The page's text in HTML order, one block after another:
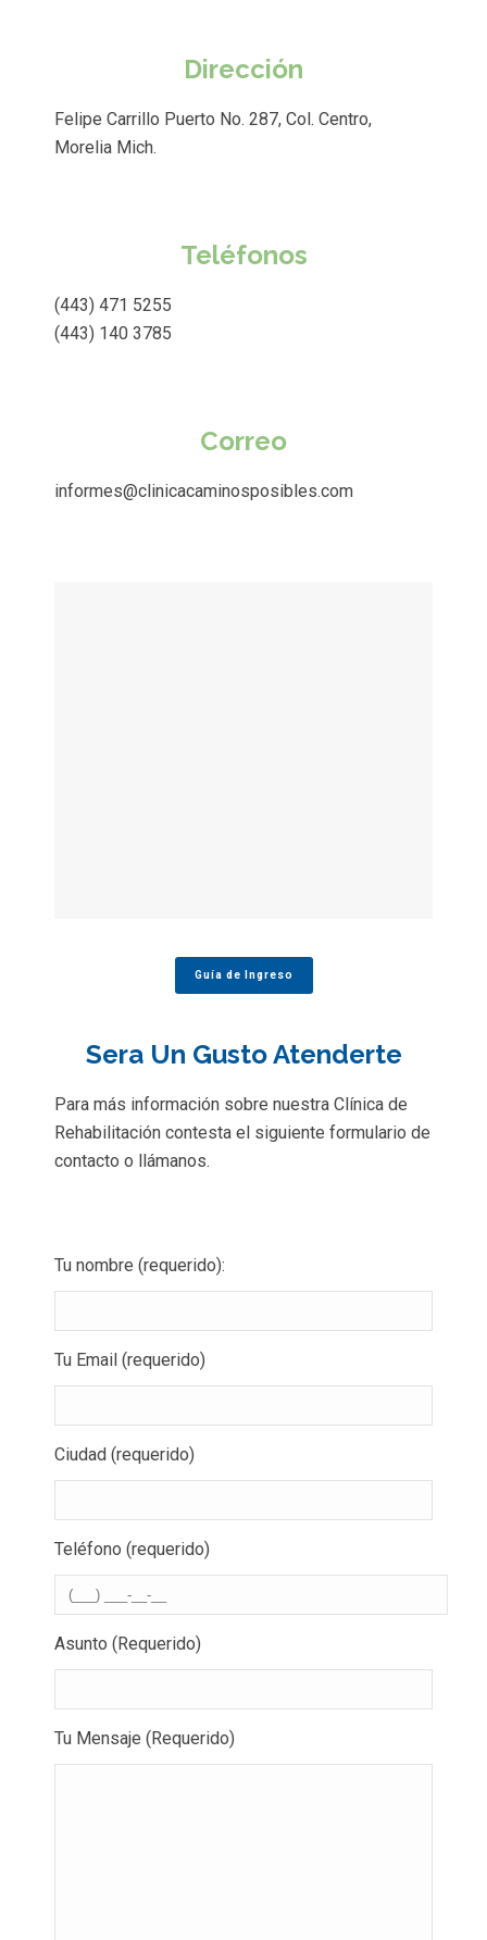
Dirección
Felipe Carrillo Puerto No. 287, Col. Centro,
Morelia Mich.
Teléfonos
(443) 471 5255
(443) 140 3785
Correo
informes@clinicacaminosposibles.com
Guía de Ingreso
Sera Un Gusto Atenderte
Para más información sobre nuestra Clínica de
Rehabilitación contesta el siguiente formulario de
contacto o llámanos.
Tu nombre (requerido):
Tu Email (requerido)
Ciudad (requerido)
Teléfono (requerido)
Asunto (Requerido)
Tu Mensaje (Requerido)